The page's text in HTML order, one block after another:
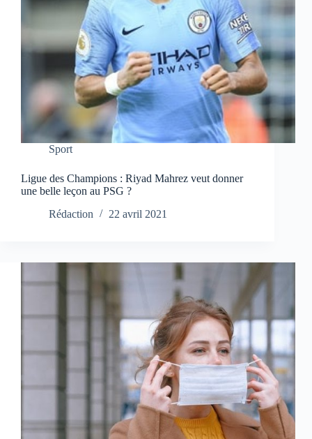
Sport
Ligue des Champions : Riyad Mahrez veut donner
une belle leçon au PSG ?
Rédaction
22 avril 2021